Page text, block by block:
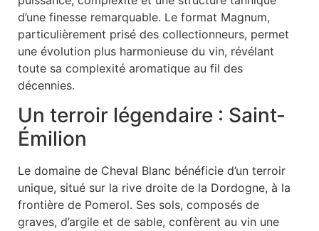
d’une finesse remarquable. Le format Magnum,
particulièrement prisé des collectionneurs, permet
une évolution plus harmonieuse du vin, révélant
toute sa complexité aromatique au fil des
décennies.
Un terroir légendaire : Saint-
Émilion
Le domaine de Cheval Blanc bénéficie d’un terroir
unique, situé sur la rive droite de la Dordogne, à la
frontière de Pomerol. Ses sols, composés de
graves, d’argile et de sable, confèrent au vin une